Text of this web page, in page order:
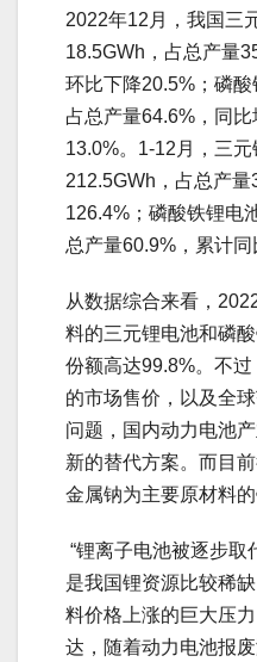
2022年12月，我国三
18.5GWh，占总产量
环比下降20.5%；磷酸
占总产量64.6%，同
13.0%。1-12月，三
212.5GWh，占总产
126.4%；磷酸铁锂电
总产量60.9%，累计同
从数据综合来看，
料的三元锂电池和磷
份额高达99.8%。不
的市场售价，以及全
问题，国内动力电池
新的替代方案。而目
金属钠为主要原材料的
“锂离子电池被逐步取
是我国锂资源比较稀
料价格上涨的巨大压
达，随着动力电池报